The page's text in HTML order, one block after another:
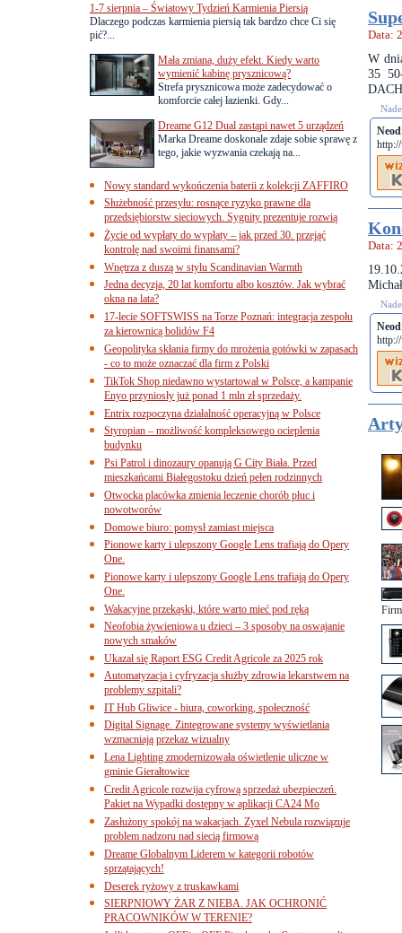
Data:
W
35
Data:
1-7 sierpnia – Światowy Tydzień Karmienia Piersią
Dlaczego podczas karmienia piersią tak bardzo chce Ci się
pić?...
Mała zmiana, duży efekt. Kiedy warto
wymienić kabinę prysznicową?
Strefa prysznicowa może zadecydować o
komforcie całej łazienki. Gdy...
Dreame G12 Dual zastąpi nawet 5 urządzeń
Marka Dreame doskonale zdaje sobie sprawę z
tego, jakie wyzwania czekają na...
Nowy standard wykończenia baterii z kolekcji ZAFFIRO
Służebność przesyłu: rosnące ryzyko prawne dla
przedsiębiorstw sieciowych. Sygnity prezentuje rozwią
Życie od wypłaty do wypłaty – jak przed 30. przejąć
kontrolę nad swoimi finansami?
Wnętrza z duszą w stylu Scandinavian Warmth
Jedna decyzja, 20 lat komfortu albo kosztów. Jak wybrać
okna na lata?
17-lecie SOFTSWISS na Torze Poznań: integracja zespołu
za kierownicą bolidów F4
Geopolityka skłania firmy do mrożenia gotówki w zapasach
- co to może oznaczać dla firm z Polski
TikTok Shop niedawno wystartował w Polsce, a kampanie
Enyo przyniosły już ponad 1 mln zł sprzedaży.
Entrix rozpoczyna działalność operacyjną w Polsce
Styropian – możliwość kompleksowego ocieplenia
budynku
Psi Patrol i dinozaury opanują G City Biała. Przed
mieszkańcami Białegostoku dzień pełen rodzinnych
Otwocka placówka zmienia leczenie chorób płuc i
nowotworów
Domowe biuro: pomysł zamiast miejsca
Pionowe karty i ulepszony Google Lens trafiają do Opery
One.
Pionowe karty i ulepszony Google Lens trafiają do Opery
One.
Wakacyjne przekąski, które warto mieć pod ręką
Neofobia żywieniowa u dzieci – 3 sposoby na oswajanie
nowych smaków
Ukazał się Raport ESG Credit Agricole za 2025 rok
Automatyzacja i cyfryzacja służby zdrowia lekarstwem na
problemy szpitali?
IT Hub Gliwice - biura, coworking, społeczność
Digital Signage. Zintegrowane systemy wyświetlania
wzmacniają przekaz wizualny
Lena Lighting zmodernizowała oświetlenie uliczne w
gminie Gierałtowice
Credit Agricole rozwija cyfrową sprzedaż ubezpieczeń.
Pakiet na Wypadki dostępny w aplikacji CA24 Mo
Zasłużony spokój na wakacjach. Zyxel Nebula rozwiązuje
problem nadzoru nad siecią firmową
Dreame Globalnym Liderem w kategorii robotów
sprzątających!
Deserek ryżowy z truskawkami
SIERPNIOWY ŻAR Z NIEBA. JAK OCHRONIĆ
PRACOWNIKÓW W TERENIE?